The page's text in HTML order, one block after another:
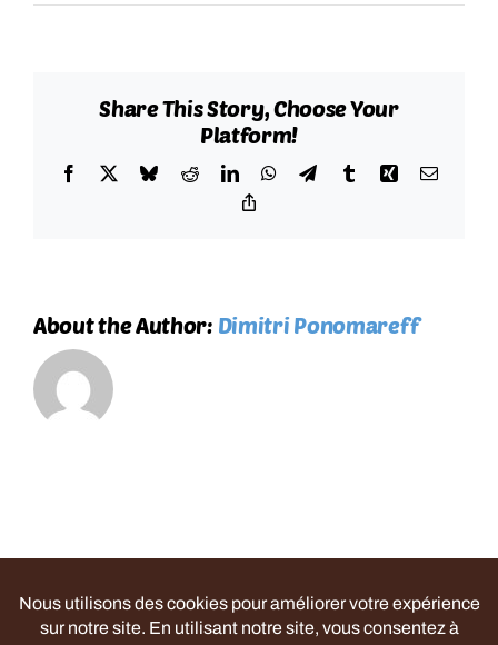
Quels
vous
?
Share This Story, Choose Your
Platform!
Facebook BlueskyRedditLinkedInWhatsApp
TelegramTumblrXing Email
About the Author: Dimitri Ponomareff